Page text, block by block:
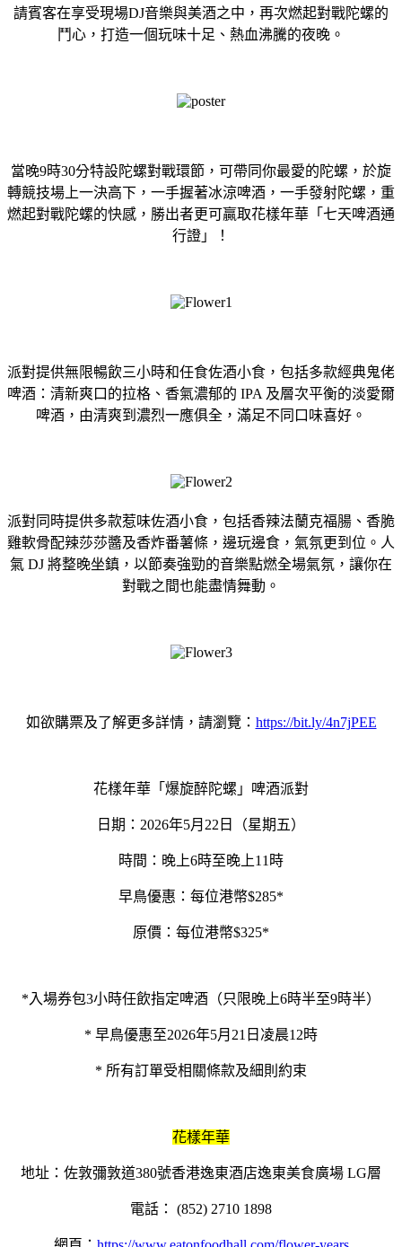
請賓客在享受現場DJ音樂與美酒之中，再次燃起對戰陀螺的
鬥心，打造一個玩味十足、熱血沸騰的夜晚。
當晚9時30分特設陀螺對戰環節，可帶同你最愛的陀螺， 於旋
轉競技場上一決高下，一手握著冰涼啤酒，一手發射陀螺， 重
燃起對戰陀螺的快感，勝出者更可贏取花樣年華「 七天啤酒通
行證」！
派對提供無限暢飲三小時和任食佐酒小食，包括多款經典鬼佬
啤酒： 清新爽口的拉格、香氣濃郁的 IPA 及層次平衡的淡愛爾
啤酒，由清爽到濃烈一應俱全， 滿足不同口味喜好。
派對同時提供多款惹味佐酒小食，包括香辣法蘭克福腸、香脆
雞軟骨配辣莎莎醬及香炸番薯條，邊玩邊食， 氣氛更到位。人
氣 DJ 將整晚坐鎮，以節奏強勁的音樂點燃全場氣氛， 讓你在
對戰之間也能盡情舞動。
如欲購票及了解更多詳情，請瀏覽： https://bit.ly/4n7jPEE
花樣年華「爆旋醉陀螺」啤酒派對
日期：2026年5月22日（星期五）
時間：晚上6時至晚上11時
早鳥優惠：每位港幣$285*
原價：每位港幣$325*
*入場券包3小時任飲指定啤酒（只限晚上6時半至9時半）
* 早鳥優惠至2026年5月21日凌晨12時
* 所有訂單受相關條款及細則約束
花樣年華
地址：佐敦彌敦道380號香港逸東酒店逸東美食廣場 LG層
電話： (852) 2710 1898